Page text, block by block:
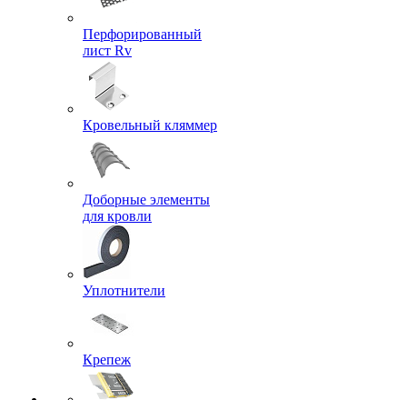
Перфорированный
лист Rv
Кровельный кляммер
Доборные элементы
для кровли
Уплотнители
Крепеж